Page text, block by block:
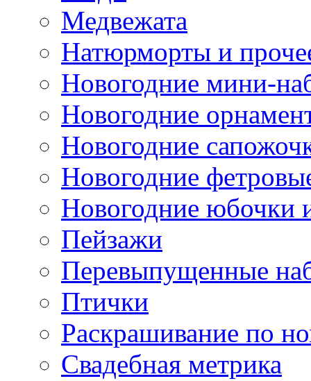
Медвежата
Натюрморты и
Новогодние мини-
Новогодние
Новогодние
Новогодние
Новогодние юбочки
Пейзажи
Перевыпущенные
Птички
Раскрашивание по
Свадебная метрика